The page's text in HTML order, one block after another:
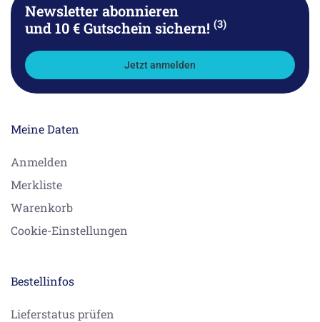
Newsletter abonnieren
und 10 € Gutschein sichern! (3)
Jetzt anmelden
Meine Daten
Anmelden
Merkliste
Warenkorb
Cookie-Einstellungen
Bestellinfos
Lieferstatus prüfen